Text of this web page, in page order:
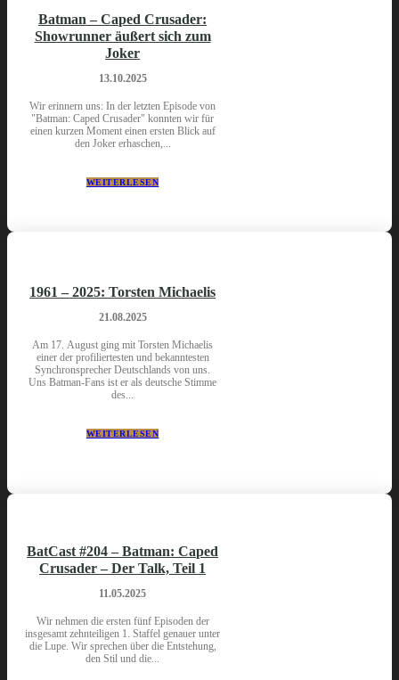
Batman – Caped Crusader:
Showrunner äußert sich zum
Joker
13.10.2025
Wir erinnern uns: In der letzten Episode von
"Batman: Caped Crusader" konnten wir für
einen kurzen Moment einen ersten Blick auf
den Joker erhaschen,...
WEITERLESEN
1961 – 2025: Torsten Michaelis
21.08.2025
Am 17. August ging mit Torsten Michaelis
einer der profiliertesten und bekanntesten
Synchronsprecher Deutschlands von uns.
Uns Batman-Fans ist er als deutsche Stimme
des...
WEITERLESEN
BatCast #204 – Batman: Caped
Crusader – Der Talk, Teil 1
11.05.2025
Wir nehmen die ersten fünf Episoden der
insgesamt zehnteiligen 1. Staffel genauer unter
die Lupe. Wir sprechen über die Entstehung,
den Stil und die...